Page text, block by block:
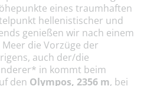
eines traumhaften
hellenistischer und
genießen wir nach einem
die Vorzüge der
auch der/die
in kommt beim
den Olympos, 2356 m, bei